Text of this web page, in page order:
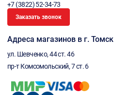
+7 (3822) 52-34-73
Заказать звонок
Адреса магазинов в г. Томск
ул. Шевченко, 44 ст. 46
пр-т Комсомольский, 7 ст. 6